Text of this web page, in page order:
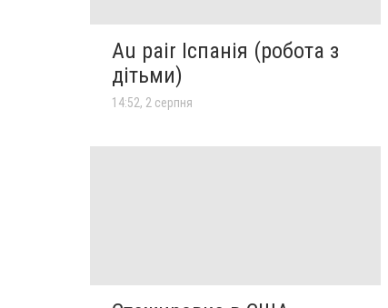
Au pair Іспанія (робота з
дітьми)
14:52, 2 серпня